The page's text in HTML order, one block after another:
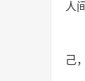
人
己